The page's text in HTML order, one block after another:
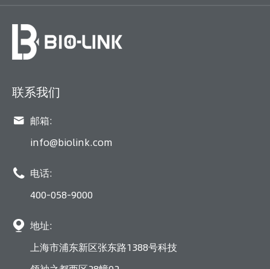
联系我们
 邮箱:
info@biolink.com
 电话:
400-058-9000
 地址:
上海市浦东新区张东路1388号科技